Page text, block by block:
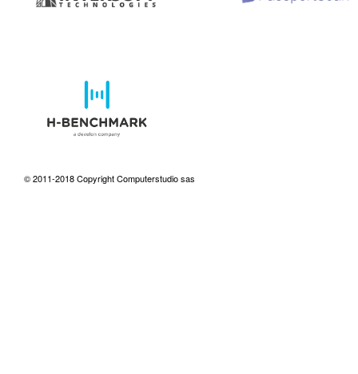
© 2011-2018 Copyright Computerstudio sas